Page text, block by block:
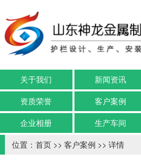
关于我们 新闻资讯
资质荣誉
客户案例
企业相册
生产车间
位置： 首页 >> 客户案例 >> 详情